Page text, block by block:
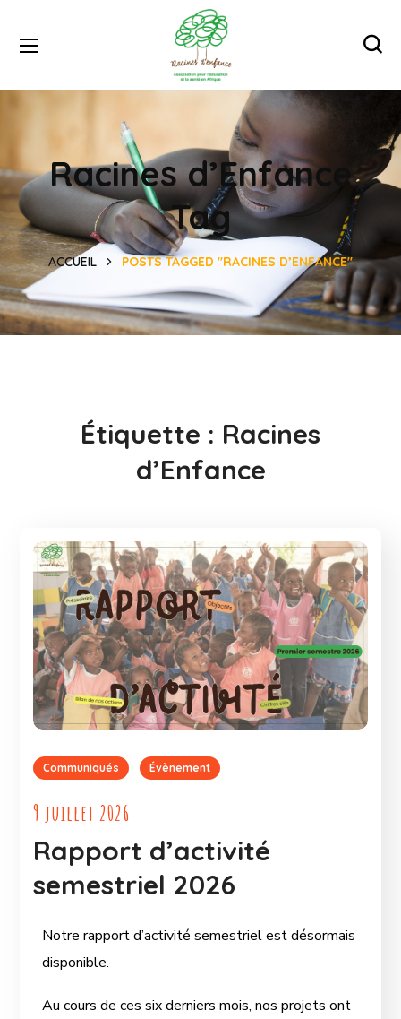
Racines d’Enfance
Tag
ACCUEIL POSTS TAGGED "RACINES D’ENFANCE"
Étiquette : Racines
d’Enfance
Communiqués Évènement
9 juillet 2026
Rapport d’activité
semestriel 2026
Notre rapport d’activité semestriel est désormais
disponible.
Au cours de ces six derniers mois, nos projets ont